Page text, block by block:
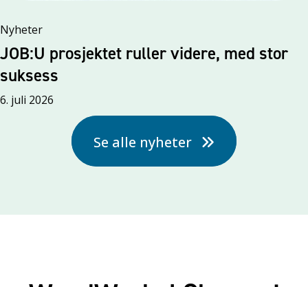
Nyheter
JOB:U prosjektet ruller videre, med stor
suksess
6. juli 2026
Se alle nyheter